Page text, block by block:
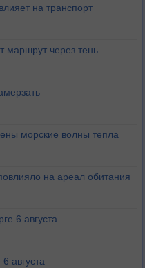
на транспорт
маршрут через тень
морские волны тепла
на ареал обитания
6 августа
августа